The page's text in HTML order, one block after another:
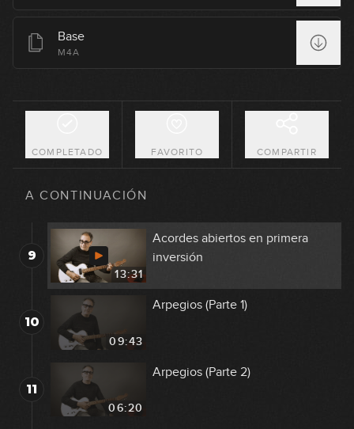
Base
M4A
COMPLETADO FAVORITO COMPARTIR
A CONTINUACIÓN
06:57
6
Ejemplo real con acordes M, m y
8
Ejemplo real con acordes M, m y
9
13:31
Acordes abiertos en primera
inversión
10
09:43
Arpegios (Parte 1)
11
06:20
Arpegios (Parte 2)